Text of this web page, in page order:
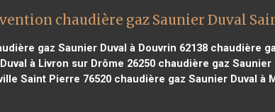
chaudière gaz Saunier Duval
gaz Saunier Duval à Douvrin 62138 chaudière
à Livron sur Drôme 26250chaudière gaz Saunier
Saint Pierre 76520 chaudière gaz Saunier Duval à